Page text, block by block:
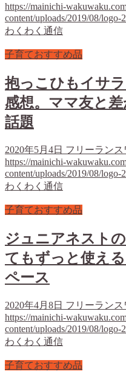
https://mainichi-
content/uploads/2019/08/logo-
わくわく通信
子育ておすすめ品
抱っこひもイサ
感想。ママ友と
話題
2020年5月4日 フリーランス
https://mainichi-
content/uploads/2019/08/logo-
わくわく通信
子育ておすすめ品
ジュニアネスト
てもずっと使え
ペース
2020年4月8日 フリーランス
https://mainichi-
content/uploads/2019/08/logo-
わくわく通信
子育ておすすめ品